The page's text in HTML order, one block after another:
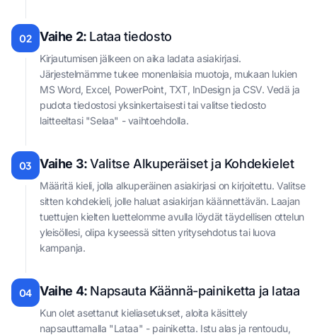
02 Vaihe 2: Lataa tiedosto
Kirjautumisen jälkeen on aika ladata asiakirjasi.
Järjestelmämme tukee monenlaisia muotoja, mukaan lukien
MS Word, Excel, PowerPoint, TXT, InDesign ja CSV. Vedä ja
pudota tiedostosi yksinkertaisesti tai valitse tiedosto
laitteeltasi "Selaa" - vaihtoehdolla.
03 Vaihe 3:Valitse Alkuperäiset ja Kohdekielet
Määritä kieli, jolla alkuperäinen asiakirjasi on kirjoitettu. Valitse
sitten kohdekieli, jolle haluat asiakirjan käännettävän. Laajan
tuettujen kielten luettelomme avulla löydät täydellisen ottelun
yleisöllesi, olipa kyseessä sitten yritysehdotus tai luova
kampanja.
04 Vaihe 4: Napsauta Käännä-painiketta ja lataa
Kun olet asettanut kieliasetukset, aloita käsittely
napsauttamalla "Lataa" - painiketta. Istu alas ja rentoudu,